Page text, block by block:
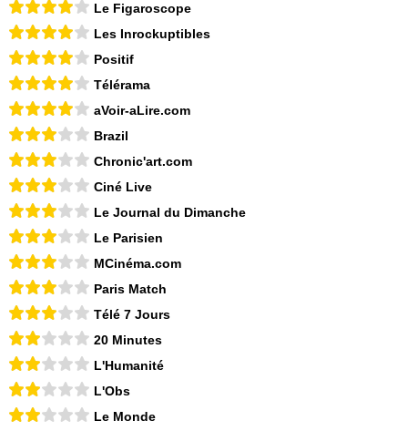
Le Figaroscope
Les Inrockuptibles
Positif
Télérama
aVoir-aLire.com
Brazil
Chronic'art.com
Ciné Live
Le Journal du Dimanche
Le Parisien
MCinéma.com
Paris Match
Télé 7 Jours
20 Minutes
L'Humanité
L'Obs
Le Monde